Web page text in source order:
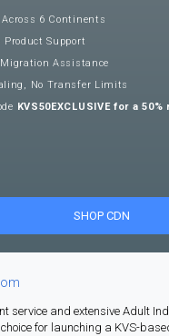
6 Continents
Product Support
Migration Assistance
No Transfer Limits
KVS50EXCLUSIVE for a
SHOP CDN
service and extensive Adult
for launching a KVS-